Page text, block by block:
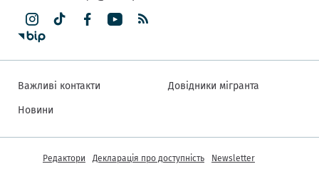
Важливі контакти
Новини
Довідники мігранта
Інша інформація
Редактори Декларація про доступність Newsletter